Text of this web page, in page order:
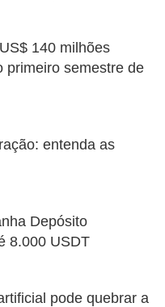
140 milhões
primeiro semestre de
entenda as
Depósito
8.000 USDT
pode quebrar a